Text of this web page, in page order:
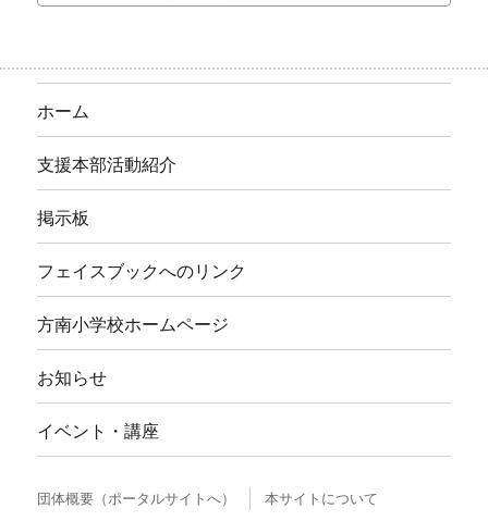
2020年12月
2020年10月
2020年9月
2020年8月
2020年7月
2020年6月
2020年2月
検
索
対
象:
索
すぎなみ地域コム